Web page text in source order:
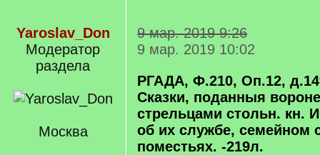
Yaroslav_Don
Модератор
раздела
Москва
9 мар. 2019 9:26
9 мар. 2019 10:02
РГАДА, Ф.210, Оп.12,
Сказки, поданныя
стрельцами стольн. кн.
об их службе, семейном
поместьях. -219л.